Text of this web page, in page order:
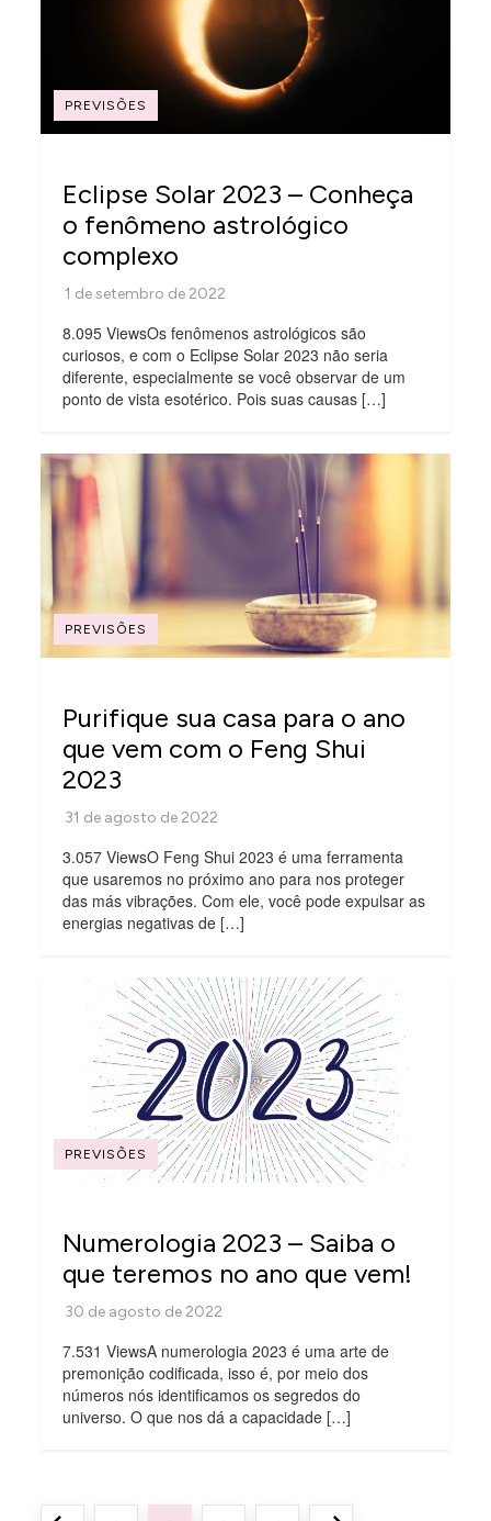
PREVISÕES
Eclipse Solar 2023 – Conheça
o fenômeno astrológico
complexo
8.095 ViewsOs fenômenos astrológicos são
curiosos, e com o Eclipse Solar 2023 não seria
diferente, especialmente se você observar de um
ponto de vista esotérico. Pois suas causas […]
PREVISÕES
Purifique sua casa para o ano
que vem com o Feng Shui
2023
3.057 ViewsO Feng Shui 2023 é uma ferramenta
que usaremos no próximo ano para nos proteger
das más vibrações. Com ele, você pode expulsar as
energias negativas de […]
PREVISÕES
Numerologia 2023 – Saiba o
que teremos no ano que vem!
7.531 ViewsA numerologia 2023 é uma arte de
premonição codificada, isso é, por meio dos
números nós identificamos os segredos do
universo. O que nos dá a capacidade […]